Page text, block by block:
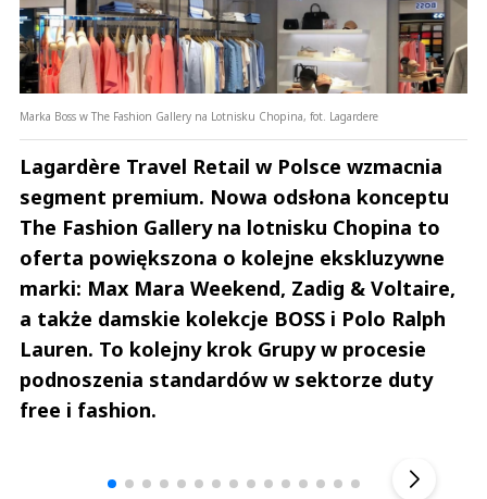
Marka Boss w The Fashion Gallery na Lotnisku Chopina, fot. Lagardere
Lagardère Travel Retail w Polsce wzmacnia
segment premium. Nowa odsłona konceptu
The Fashion Gallery na lotnisku Chopina to
oferta powiększona o kolejne ekskluzywne
marki: Max Mara Weekend, Zadig & Voltaire,
a także damskie kolekcje BOSS i Polo Ralph
Lauren. To kolejny krok Grupy w procesie
podnoszenia standardów w sektorze duty
free i fashion.